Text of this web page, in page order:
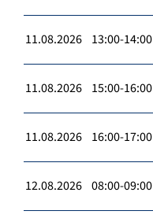
11.08.2026 13:00-14:00
11.08.2026 15:00-16:00
11.08.2026 16:00-17:00
12.08.2026 08:00-09:00